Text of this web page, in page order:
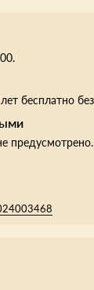
бесплатно
предусмотрено.